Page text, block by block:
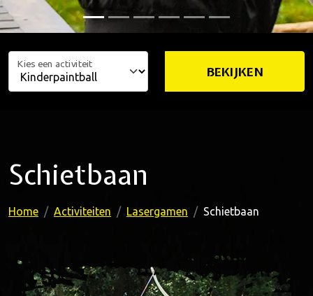
Kies een activiteit BEKIJKEN
Schietbaan
Home Activiteiten Lasergamen Schietbaan